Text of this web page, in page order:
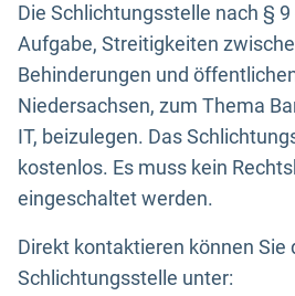
Die Schlichtungsstelle nach § 9
Aufgabe, Streitigkeiten
Behinderungen und
Niedersachsen, zum Thema
IT, beizulegen. Das
kostenlos. Es muss kein
eingeschaltet werden.
Direkt kontaktieren können Sie
Schlichtungsstelle unter: